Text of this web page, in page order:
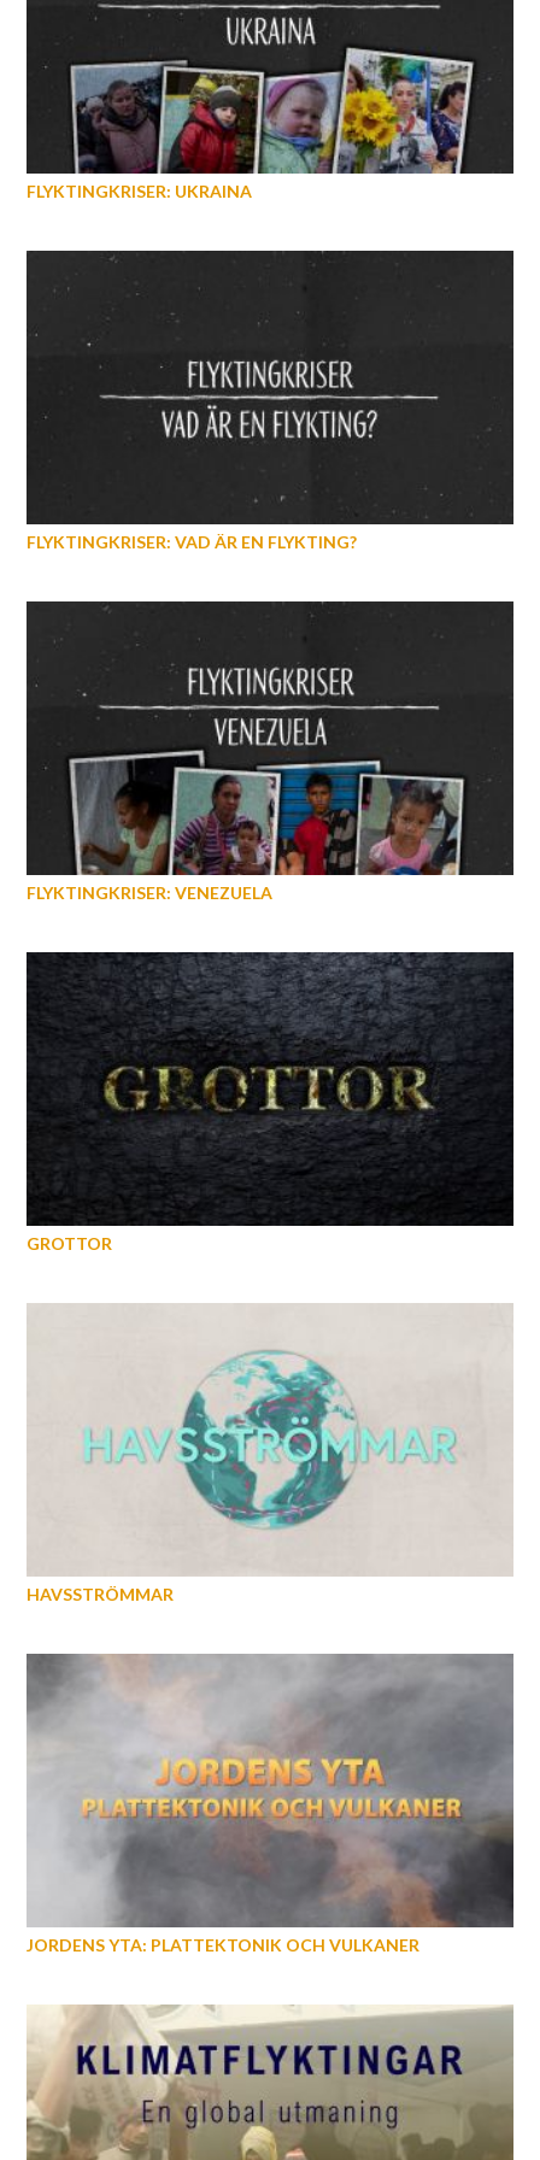
FLYKTINGKRISER: UKRAINA
FLYKTINGKRISER: VAD ÄR EN FLYKTING?
FLYKTINGKRISER: VENEZUELA
GROTTOR
HAVSSTRÖMMAR
JORDENS YTA: PLATTEKTONIK OCH VULKANER